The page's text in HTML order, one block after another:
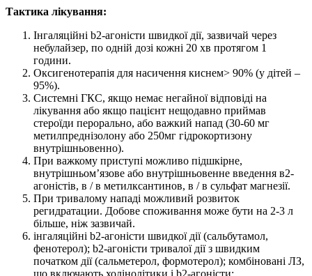
Тактика лікування:
Інгаляційні b2-агоністи швидкої дії, зазвичай через
небулайзер, по одній дозі кожні 20 хв протягом 1
години.
Оксигенотерапія для насичення киснем> 90% (у дітей –
95%).
Системні ГКС, якщо немає негайної відповіді на
лікування або якщо пацієнт нещодавно приймав
стероїди перорально, або важкий напад (30-60 мг
метилпреднізолону або 250мг гідрокортизону
внутрішньовенно).
При важкому приступі можливо підшкірне,
внутрішньом’язове або внутрішньовенне введення в2-
агоністів, в / в метилксантинов, в / в сульфат магнезії.
При тривалому нападі можливий розвиток
регидратации. Добове споживання може бути на 2-3 л
більше, ніж зазвичай.
інгаляційні b2-агоністи швидкої дії (сальбутамол,
фенотерол); b2-агоністи тривалої дії з швидким
початком дії (сальметерол, формотерол); комбіновані ЛЗ,